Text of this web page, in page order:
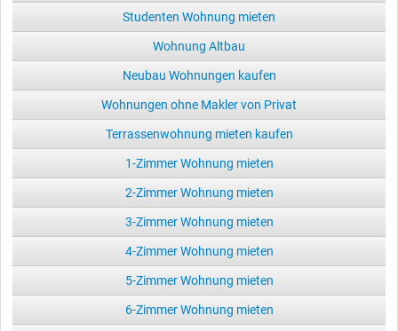
Studenten Wohnung mieten
Wohnung Altbau
Neubau Wohnungen kaufen
Wohnungen ohne Makler von Privat
Terrassenwohnung mieten kaufen
1-Zimmer Wohnung mieten
2-Zimmer Wohnung mieten
3-Zimmer Wohnung mieten
4-Zimmer Wohnung mieten
5-Zimmer Wohnung mieten
6-Zimmer Wohnung mieten